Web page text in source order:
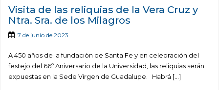
Visita de las reliquias de la Vera Cruz y
Ntra. Sra. de los Milagros
7 de junio de 2023
A 450 años de la fundación de Santa Fe y en celebración del
festejo del 66º Aniversario de la Universidad, las reliquias serán
expuestas en la Sede Virgen de Guadalupe. Habrá […]